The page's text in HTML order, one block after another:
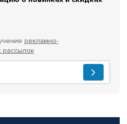
рекламно-
рассылок